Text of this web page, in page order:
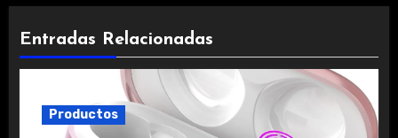
Entradas Relacionadas
Productos